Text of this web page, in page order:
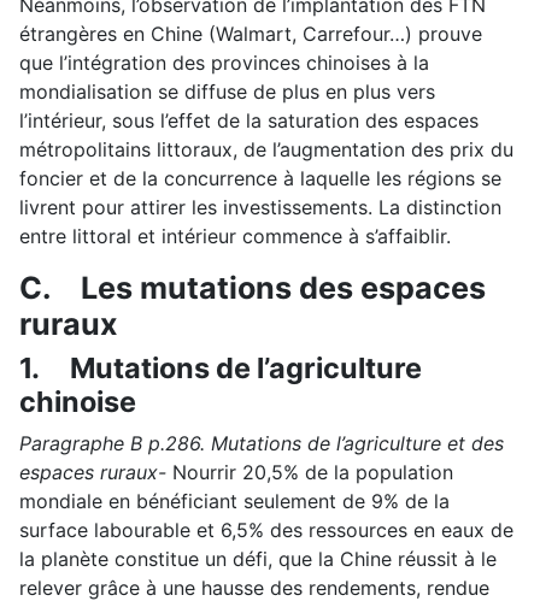
étrangères en Chine (Walmart, Carrefour…) prouve
que l’intégration des provinces chinoises à la
mondialisation se diffuse de plus en plus vers
l’intérieur, sous l’effet de la saturation des espaces
métropolitains littoraux, de l’augmentation des prix du
foncier et de la concurrence à laquelle les régions se
livrent pour attirer les investissements. La distinction
entre littoral et intérieur commence à s’affaiblir.
C. Les mutations des espaces
ruraux
1. Mutations de l’agriculture
chinoise
Paragraphe B p.286. Mutations de l’agriculture et des
espaces ruraux- Nourrir 20,5% de la population
mondiale en bénéficiant seulement de 9% de la
surface labourable et 6,5% des ressources en eaux de
la planète constitue un défi, que la Chine réussit à le
relever grâce à une hausse des rendements, rendue